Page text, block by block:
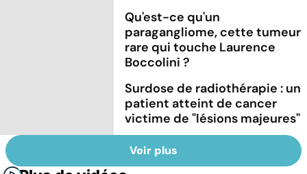
Qu'est-ce qu'un
paragangliome, cette tumeur
rare qui touche Laurence
Boccolini ?
Surdose de radiothérapie : un
patient atteint de cancer
victime de "lésions majeures"
Voir plus